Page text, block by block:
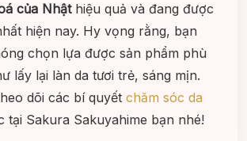
của Nhậthiệu quả và đang được
hiện nay. Hy vọng rằng, bạn
chọn lựa được sản phẩm phù
lấy lại làn da tươi trẻ, sáng mịn.
dõi các bí quyết chăm sóc da
tại Sakura Sakuyahime bạn nhé!